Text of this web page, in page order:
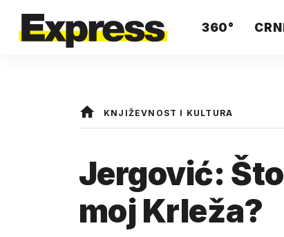
360°
KNJIŽEVNOST I KULTURA
Jergović:
moj Krleža?